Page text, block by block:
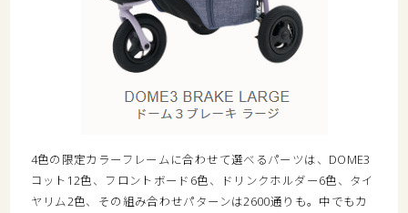
4色の限定カラーフレームに合わせて選べるパーツは、DOME3
コット12色、フロントボード6色、ドリンクホルダー6色、タイ
ヤリム2色、その組み合わせパターンは2600通りも。中でもカ